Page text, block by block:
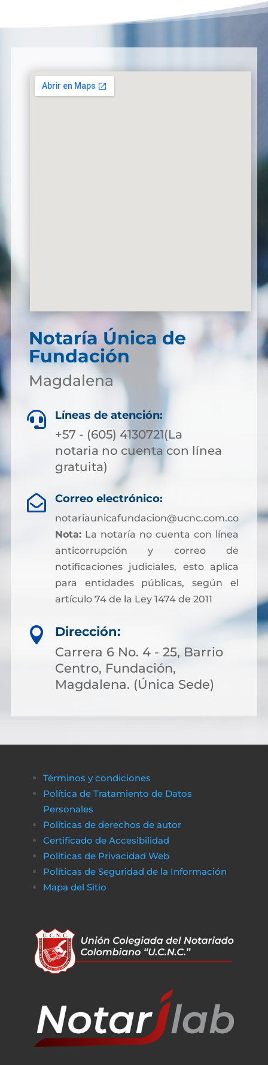
Notaría Única de
Fundación
Magdalena
 Líneas de atención:
+57 - (605) 4130721(La
notaria no cuenta con línea
gratuita)
 Correo electrónico:
notariaunicafundacion@ucnc.com.co
Nota:La notaría no cuenta con línea
anticorrupción y correo de
notificaciones judiciales, esto aplica
para entidades públicas, según el
artículo 74 de la Ley 1474 de 2011

Dirección:
Carrera 6 No. 4 - 25, Barrio
Centro, Fundación,
Magdalena. (Única Sede)
Términos y condiciones
Política de Tratamiento de Datos
Personales
Políticas de derechos de autor
Certificado de Accesibilidad
Políticas de Privacidad Web
Políticas de Seguridad de la Información
Mapa del Sitio